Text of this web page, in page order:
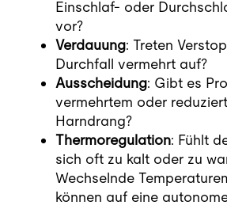
Einschlaf- oder
vor?
Verdauung: Treten
Durchfall vermehrt auf?
Ausscheidung: Gibt es
vermehrtem oder
Harndrang?
Thermoregulation: Fühlt
sich oft zu kalt oder zu
Wechselnde
können auf eine